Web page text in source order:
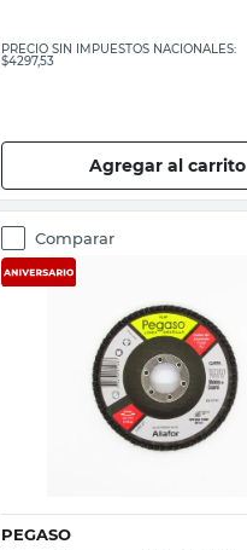
PRECIO SIN IMPUESTOS NACIONALES:
$4297,53
Agregar al carrito
Comparar
Vista rápida
PEGASO